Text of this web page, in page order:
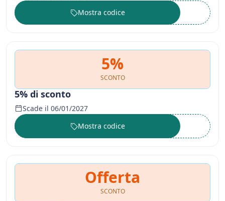
••••••
Mostra codice
5%
SCONTO
5% di sconto
Scade il 06/01/2027
••••••
Mostra codice
Offerta
SCONTO